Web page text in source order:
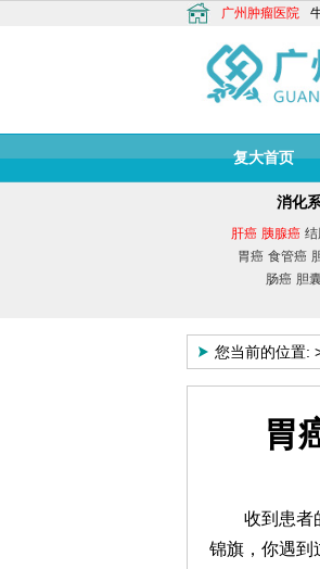
广州肿瘤医院
复大首页
消化
肝癌 胰腺癌
胃癌 食管癌
肠癌 胆
您当前的位置:
胃
收到患者的
锦旗，你遇到